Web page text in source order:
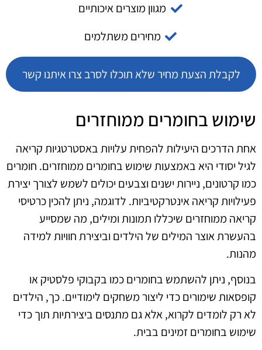
מגוון מוצרים איכותיים
מחירים משתלמים
לקבלת הצעת מחיר שלא תוכלו לסרב צרו איתנו קשר
שימוש בחומרים ממוחזרים
אחת הדרכים היעילות להפחית עלויות באסטרטגיות קריאה
לגיל יסודי היא באמצעות שימוש בחומרים ממוחזרים. חומרים
כמו קרטונים, ניירות ישנים וצבעים יכולים לשמש לצורך יצירת
פעילויות קריאה אינטרקטיביות. לדוגמה, ניתן להכין כרטיסי
קריאה ממוחזרים שיכללו תמונות ומילים, מה שמסייע
בהעשרת אוצר המילים של הילדים וביצירת חוויות למידה
מהנות.
בנוסף, ניתן להשתמש בחומרים כמו בקבוקי פלסטיק או
קופסאות שימורים כדי ליצור משחקים לימודיים. כך, הילדים
לא רק לומדים לקרוא, אלא גם מתנסים ביצירתיות תוך כדי
שימוש בחומרים זמינים בבית.